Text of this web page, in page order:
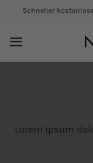
springen
Schneller
Lorem ipsum